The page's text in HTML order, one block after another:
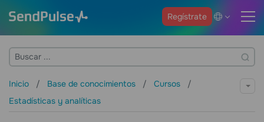
Regístrate
Inicio Base de conocimientos
Cursos
Estadísticas y analíticas